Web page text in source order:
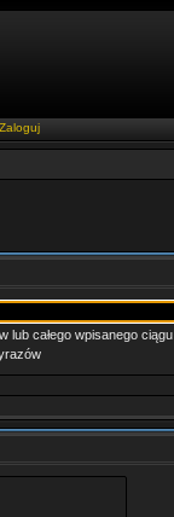
Zaloguj
lub całego wpisanego ciągu